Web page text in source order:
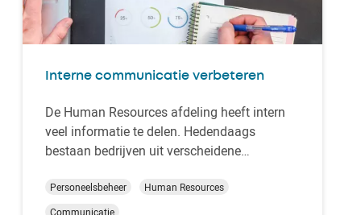
Interne communicatie verbeteren
De Human Resources afdeling heeft intern
veel informatie te delen. Hedendaags
bestaan bedrijven uit verscheidene
uitwisselinggaranderen is geen eenvoudige
taak. Hoe al deze
Personeelsbeheer
Human Resources
Communicatie